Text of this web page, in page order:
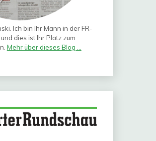
Ich bin Ihr Mann in der FR-
dies ist Ihr Platz zum
Mehr über dieses Blog ...